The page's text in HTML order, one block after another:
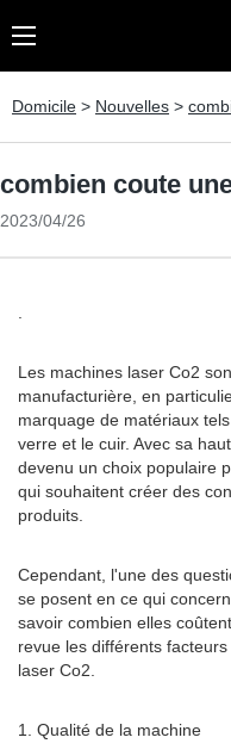
Domicile > Nouvelles >
combien coute
2023/04/26
Les machines laser Co2
manufacturière, en
marquage de matériaux
verre et le cuir. Avec sa
devenu un choix populaire
qui souhaitent créer des
produits.
Cependant, l'une des
se posent en ce qui
savoir combien elles
revue les différents
laser Co2.
1. Qualité de la machine